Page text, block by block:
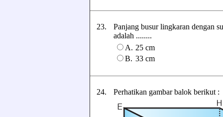
23.
Panjang busur lingkaran dengan
adalah ........
A. 25 cm
B. 33 cm
24. Perhatikan gambar balok berikut :